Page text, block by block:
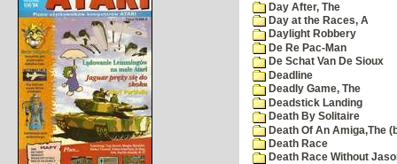
Day After, The
Day at the Races, A
Daylight Robbery
De Re Pac-Man
De Schat Van De Sioux
Deadline
Deadly Game, The
Deadstick Landing
Death By Solitaire
Death Of An Amiga,The
Death Race
Death Race Without